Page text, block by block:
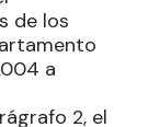
de los
a
2, el